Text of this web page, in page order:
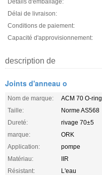
Détails d'emballage:
Délai de livraison:
Conditions de paiement:
Capacité d'approvisionnement:
description de
Joints d'anneau o
Nom de marque:
ACM 70 O-ring
Taille:
Norme AS568
Dureté:
rivage 70±5
marque:
ORK
Application:
pompe
Matériau:
IIR
Résistant:
L'eau